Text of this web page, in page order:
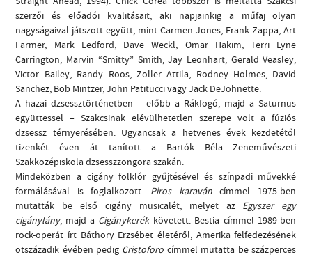
szerzői és előadói kvalitásait, aki napjainkig a műfaj olyan
nagyságaival játszott együtt, mint Carmen Jones, Frank Zappa, Art
Farmer, Mark Ledford, Dave Weckl, Omar Hakim, Terri Lyne
Carrington, Marvin “Smitty” Smith, Jay Leonhart, Gerald Veasley,
Victor Bailey, Randy Roos, Zoller Attila, Rodney Holmes, David
Sanchez, Bob Mintzer, John Patitucci vagy Jack DeJohnette.
A hazai dzsessztörténetben – előbb a Rákfogó, majd a Saturnus
együttessel – Szakcsinak elévülhetetlen szerepe volt a fúziós
dzsessz térnyerésében. Ugyancsak a hetvenes évek kezdetétől
tizenkét éven át tanított a Bartók Béla Zeneművészeti
Szakközépiskola dzsesszzongora szakán.
Mindeközben a cigány folklór gyűjtésével és színpadi művekké
formálásával is foglalkozott. Piros karaváncímmel 1975-ben
mutatták be első cigány musicalét, melyet az Egyszer egy
cigánylány, majd a Cigánykerékkövetett. Bestia címmel 1989-ben
rock-operát írt Báthory Erzsébet életéről, Amerika felfedezésének
ötszázadik évében pedig Cristoforo címmel mutatta be százperces